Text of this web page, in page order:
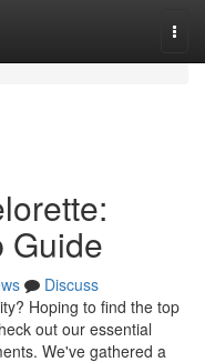
Guide
Discuss
Hoping to find the top
out our essential
We've gathered a